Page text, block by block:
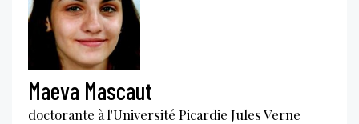
Maeva Mascaut
doctorante à l'Université Picardie Jules Verne